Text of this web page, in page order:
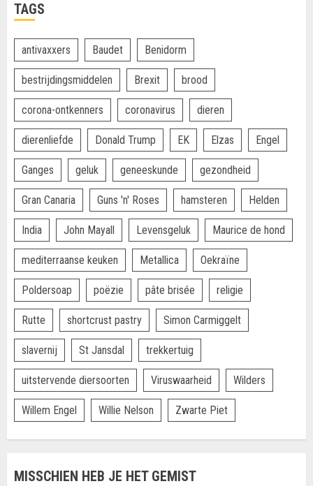
TAGS
antivaxxers Baudet Benidorm
bestrijdingsmiddelen Brexit brood
corona-ontkenners coronavirus dieren
dierenliefde Donald Trump EK Elzas Engel
Ganges geluk geneeskunde gezondheid
Gran Canaria Guns 'n' Roses hamsteren Helden
India John Mayall Levensgeluk Maurice de hond
mediterraanse keuken Metallica Oekraïne
Poldersoap poëzie pâte brisée religie
Rutte shortcrust pastry Simon Carmiggelt
slavernij St Jansdal trekkertuig
uitstervende diersoorten Viruswaarheid Wilders
Willem Engel Willie Nelson Zwarte Piet
MISSCHIEN HEB JE HET GEMIST